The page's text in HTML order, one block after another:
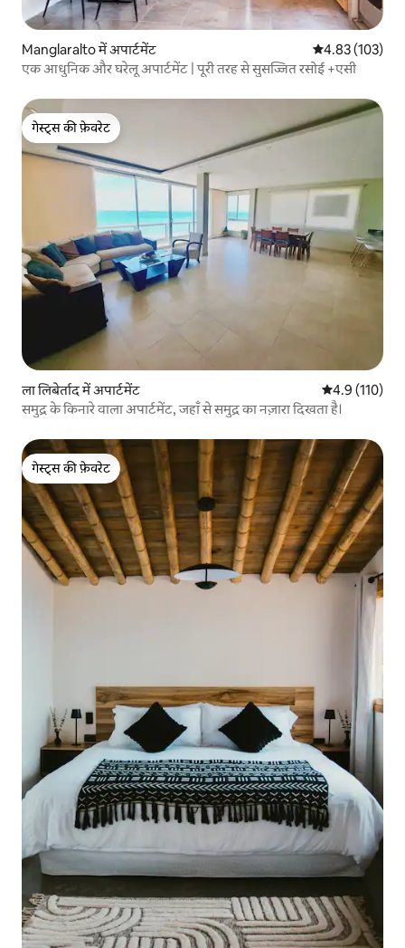
Manglaralto में अपार्टमेंट औसत रेटिंग 5 में से
4.83 (103)
एक आधुनिक और घरेलू अपार्टमेंट | पूरी तरह से सुसज्जित रसोई +एसी
गेस्ट्स की फ़ेवरेट
गेस्ट्स की फ़ेवरेट
ला लिबेर्ताद में अपार्टमेंट औसत रेटिंग 5 में
4.9 (110)
समुद्र के किनारे वाला अपार्टमेंट, जहाँ से समुद्र का नज़ारा दिखता है।
गेस्ट्स की फ़ेवरेट
गेस्ट्स की फ़ेवरेट